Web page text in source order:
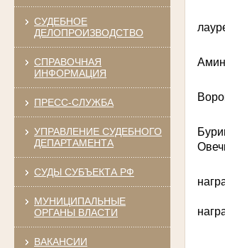
СУДЕБНОЕ
ДЕЛОПРОИЗВОДСТВО
СПРАВОЧНАЯ
ИНФОРМАЦИЯ
ПРЕСС-СЛУЖБА
УПРАВЛЕНИЕ СУДЕБНОГО
ДЕПАРТАМЕНТА
СУДЫ СУБЪЕКТА РФ
МУНИЦИПАЛЬНЫЕ
ОРГАНЫ ВЛАСТИ
ВАКАНСИИ